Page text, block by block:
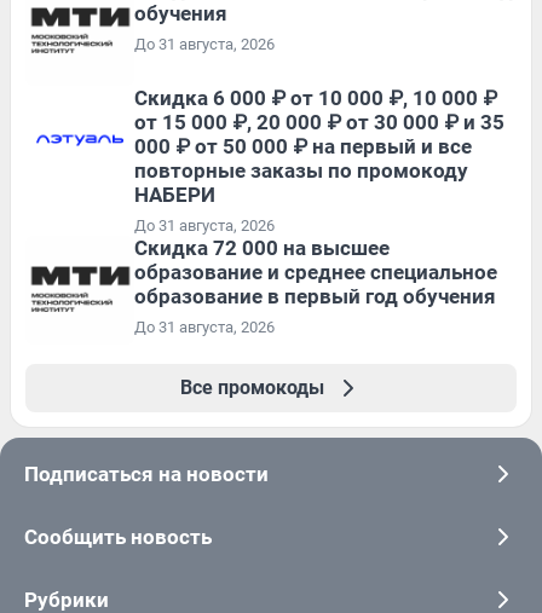
обучения
До 31 августа, 2026
Скидка 6 000 ₽ от 10 000 ₽, 10 000 ₽
от 15 000 ₽, 20 000 ₽ от 30 000 ₽ и 35
000 ₽ от 50 000 ₽ на первый и все
повторные заказы по промокоду
НАБЕРИ
До 31 августа, 2026
Скидка 72 000 на высшее
образование и среднее специальное
образование в первый год обучения
До 31 августа, 2026
Все промокоды
Подписаться на новости
Сообщить новость
Рубрики